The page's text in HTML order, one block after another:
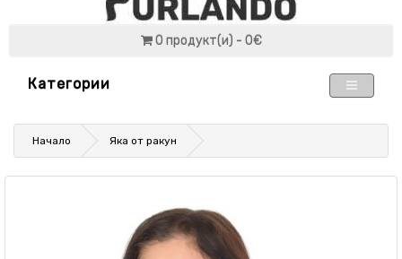
0 продукт(и) - 0€
Категории
Начало Яка от ракун